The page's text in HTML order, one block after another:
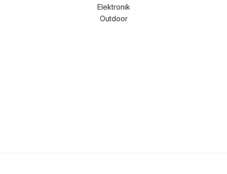
Elektronik
Outdoor